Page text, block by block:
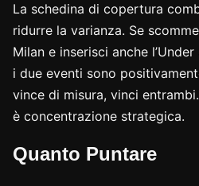
La schedina di copertura
ridurre la varianza. Se
Milan e inserisci anche
i due eventi sono
vince di misura, vinci
è concentrazione strategica.
Quanto Puntare